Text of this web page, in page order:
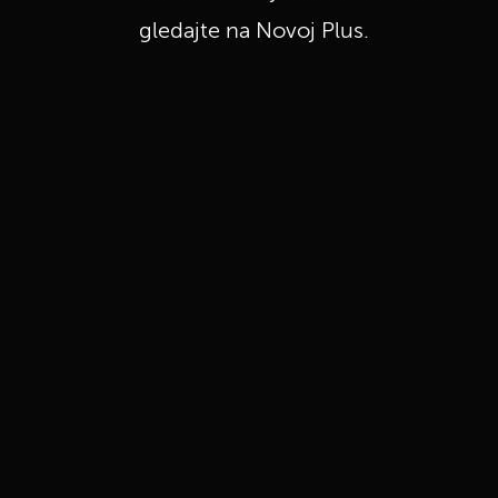
gledajte na Novoj Plus.